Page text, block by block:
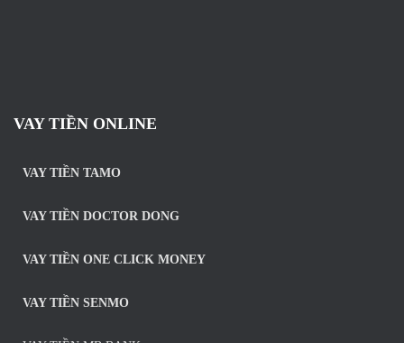
VAY TIỀN ONLINE
VAY TIỀN TAMO
VAY TIỀN DOCTOR DONG
VAY TIỀN ONE CLICK MONEY
VAY TIỀN SENMO